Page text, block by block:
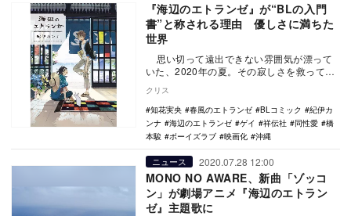
『海辺のエトランゼ』が“BLの入門
書”と称される理由 優しさに満ちた
世界
思い切って遠出できない雰囲気が漂って
いた、2020年の夏。その寂しさを救ってく
映画…
クリス
知花実央
春風のエトランゼ BLコミック
紀伊カ
ンナ
海辺のエトランゼ ゲイ 祥伝社 同性愛
橋
本駿
ボーイズラブ 映画化 沖縄
ニュース 2020.07.28 12:00
MONO NO AWARE、新曲「ゾッコ
ン」が劇場アニメ『海辺のエトラン
ゼ』主題歌に